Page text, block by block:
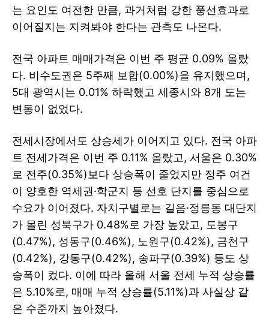
는 요인도 여전한 만큼, 과거처럼 강한 풍선효과로
이어질지는 지켜봐야 한다는 관측도 나온다.
전국 아파트 매매가격은 이번 주 평균 0.09% 올랐
다. 비수도권은 5주째 보합(0.00%)을 유지했으며,
5대 광역시는 0.01% 하락했고 세종시와 8개 도는
변동이 없었다.
전세시장에서도 상승세가 이어지고 있다. 전국 아파
트 전세가격은 이번 주 0.11% 올랐고, 서울은 0.30%
로 전주(0.35%)보다 상승폭이 줄었지만 정주 여건
이 양호한 역세권·학군지 등 선호 단지를 중심으로
수요가 이어졌다. 자치구별로는 길음·정릉동 대단지
가 몰린 성북구가 0.48%로 가장 높았고, 도봉구
(0.47%), 성동구(0.46%), 노원구(0.42%), 금천구
(0.42%), 강동구(0.42%), 송파구(0.39%) 등도 상
승폭이 컸다. 이에 따라 올해 서울 전세 누적 상승률
은 5.10%로, 매매 누적 상승률(5.11%)과 사실상 같
은 수준까지 높아졌다.